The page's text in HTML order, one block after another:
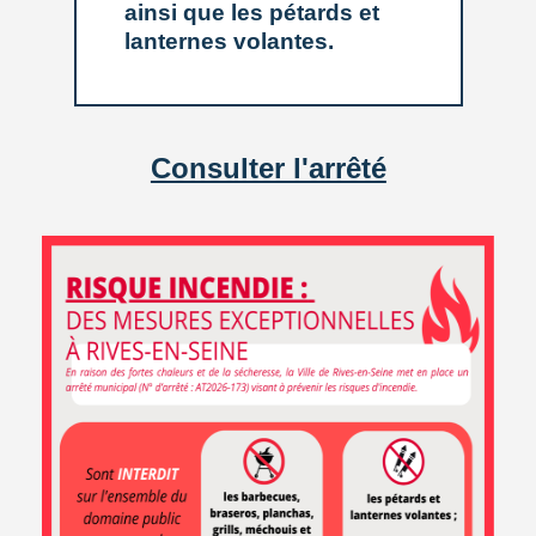
initiative solidaire rend vraiment un grand service aux
habitants, en allant à leur domicile.
ARTICLE PUBLIÉ LE MERCREDI 26 MARS 2025
EN 1 CLIC
ainsi que les pétards et
lanternes volantes.
Consulter l'arrêté